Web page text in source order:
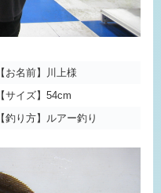
【お名前】川上様
【サイズ】54cm
【釣り方】ルアー釣り